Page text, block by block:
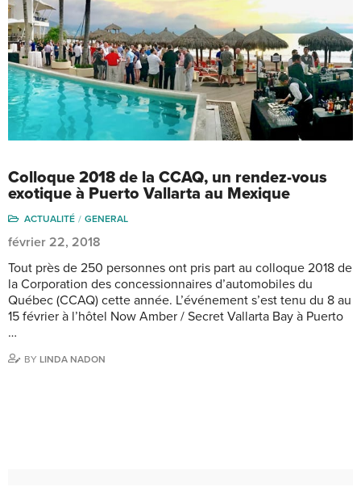
Colloque 2018 de la CCAQ, un rendez-vous
exotique à Puerto Vallarta au Mexique
ACTUALITÉ GENERAL
février 22, 2018
Tout près de 250 personnes ont pris part au colloque 2018 de
la Corporation des concessionnaires d’automobiles du
Québec (CCAQ) cette année. L’événement s’est tenu du 8 au
15 février à l’hôtel Now Amber / Secret Vallarta Bay à Puerto
…
BY LINDA NADON